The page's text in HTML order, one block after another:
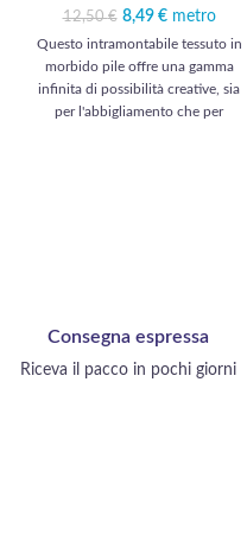
12,50€
Il prezzo originale
era: 12,50 €.
8,49 €
Il prezzo
attuale è:
metro
Questo intramontabile tessuto in
morbido pile offre una gamma
infinita di possibilità creative, sia
per l'abbigliamento che per
Consegna espressa
Riceva il pacco in pochi giorni